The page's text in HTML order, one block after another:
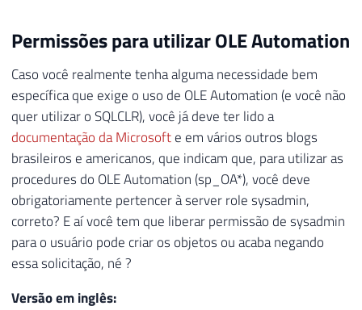
Permissões para utilizar OLE Automation
Caso você realmente tenha alguma necessidade bem
específica que exige o uso de OLE Automation (e você não
quer utilizar o SQLCLR), você já deve ter lido a
documentação da Microsofte em vários outros blogs
brasileiros e americanos, que indicam que, para utilizar as
procedures do OLE Automation (sp_OA*), você deve
obrigatoriamente pertencer à server role sysadmin,
correto? E aí você tem que liberar permissão de sysadmin
para o usuário pode criar os objetos ou acaba negando
essa solicitação, né ?
Versão em inglês: